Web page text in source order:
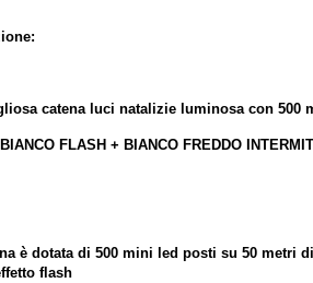
catena luci natalizie luminosa con 500
FLASH + BIANCO FREDDO
è dotata di 500 mini led posti su 50 metri
flash